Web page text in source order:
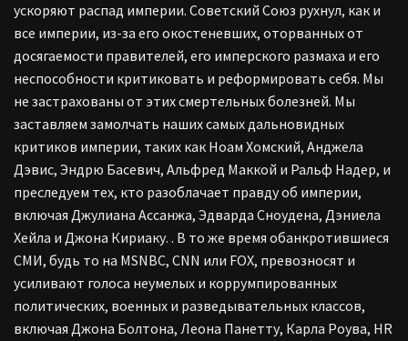
ускоряют распад империи. Советский Союз рухнул, как и
все империи, из-за его окостеневших, оторванных от
досягаемости правителей, его имперского размаха и его
неспособности критиковать и реформировать себя. Мы
не застрахованы от этих смертельных болезней. Мы
заставляем замолчать наших самых дальновидных
критиков империи, таких как Ноам Хомский, Анджела
Дэвис, Эндрю Басевич, Альфред Маккой и Ральф Надер, и
преследуем тех, кто разоблачает правду об империи,
включая Джулиана Ассанжа, Эдварда Сноудена, Дэниела
Хейла и Джона Кириаку. . В то же время обанкротившиеся
СМИ, будь то на MSNBC, CNN или FOX, превозносят и
усиливают голоса неумелых и коррумпированных
политических, военных и разведывательных классов,
включая Джона Болтона, Леона Панетту, Карла Роува, HR